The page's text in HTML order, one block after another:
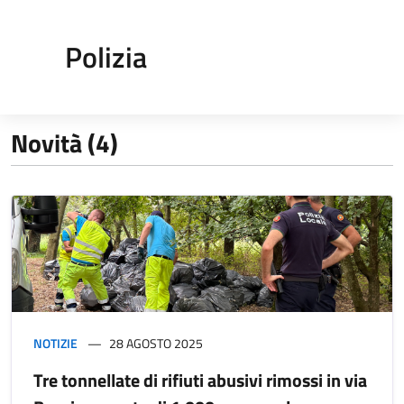
Polizia
Novità (4)
NOTIZIE 28 AGOSTO 2025
Tre tonnellate di rifiuti abusivi rimossi in via